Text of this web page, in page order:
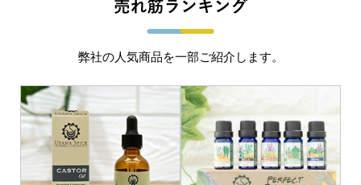
弊社の人気商品を一部ご紹介します。